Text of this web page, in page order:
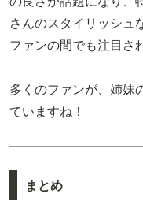
さんのスタイリッシュ
ファンの間でも注目さ
多くのファンが、姉妹
ていますね！
まとめ